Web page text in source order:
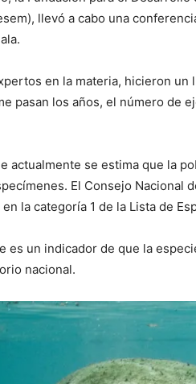
llevó a cabo una
en la materia, hicieron un
pasan los años, el número de
actualmente se estima que la
El Consejo Nacional
la categoría 1 de la Lista de
es un indicador de que la
nacional.